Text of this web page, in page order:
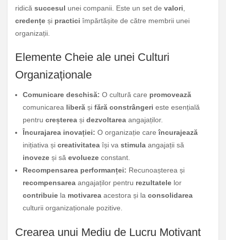
ridică succesul unei companii. Este un set de valori
credențe și practici împărtășite de către membrii unei
organizații.
Elemente Cheie ale unei Culturi
Organizaționale
Comunicare deschisă: O cultură care promovează
comunicarea liberă și fără constrângeri este esențială
pentru creșterea și dezvoltarea angajaților.
Încurajarea inovației: O organizație careîncurajează
inițiativa și creativitatea își va stimula angajații să
inoveze și să evolueze constant.
Recompensarea performanței: Recunoașterea și
recompensarea angajaților pentru rezultatele lor
contribuie la motivarea acestora și la consolidarea
culturii organizaționale pozitive.
Crearea unui Mediu de Lucru Motivant